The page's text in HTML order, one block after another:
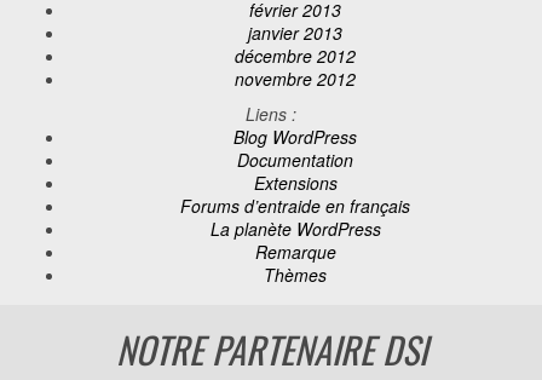
février 2013
janvier 2013
décembre 2012
novembre 2012
Liens :
Blog WordPress
Documentation
Extensions
Forums d’entraide en français
La planète WordPress
Remarque
Thèmes
NOTRE PARTENAIRE DSI